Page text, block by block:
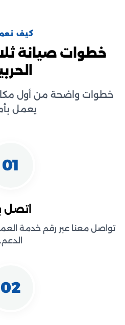
كيف
خطوات صيانة
خطوات واضحة من أول
يعمل
01
اتصل
تواصل معنا عبر رقم خدمة
الدعم.
02